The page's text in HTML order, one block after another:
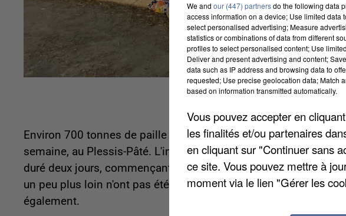
Environ 700 tonnes de paille appartenant à un agriculteur sont
semaine, au Plessis-Pâté. L'incendie est survenu dans un
duré deux jours, commençant lundi pour s'achever le
un peu plus loin n'ont pas été touchée par le sinistre. Les
également.
We and our (447) partnersdo the following data
access information on a device; Use limited
select personalised advertising; Measure
statistics or combinations of data from different
profiles to select personalised content; Use
Deliver and present advertising and content;
data such as IP address and browsing data to
requested; Use precise geolocation data; Match
based on information transmitted automatically.
Vous pouvez accepter en
les finalités et/ou partenaires
en cliquant sur "Continuer sans
ce site. Vous pouvez mettre à
moment via le lien "Gérer les